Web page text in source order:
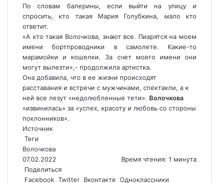
По словам балерины, если выйти на улицу и
спросить, кто такая Мария Голубкина, мало кто
ответит.
«А кто такая Волочкова, знают все. Пиарятся на моем
имени бортпроводники в самолете. Какие-то
марамойки и кошелки. За счет моего имени они
могут вылезти»,- продолжила артистка.
Она добавила, что в ее жизни происходят
расставания и встречи с мужчинами, спектакли, а к
ней все лезут «недолюбленные тети». Волочкова
«извинилась» за «успех, красоту и любовь со стороны
поклонников».
Источник
Теги
Волочкова
07.02.2022
Время чтения: 1 минута
Поделиться
Facebook Twitter Вконтакте Одноклассники